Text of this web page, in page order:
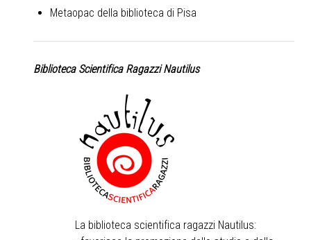
Metaopac della biblioteca di Pisa
Biblioteca Scientifica Ragazzi Nautilus
La biblioteca scientifica ragazzi Nautilus: